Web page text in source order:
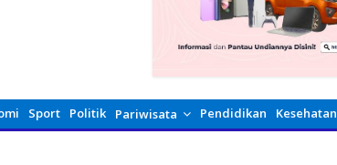
Sport Politik Pariwisata Pendidikan Kesehatan